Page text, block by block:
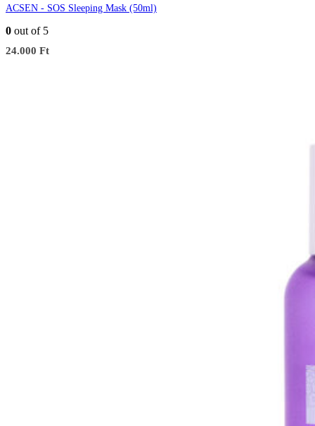
ACSEN - SOS Sleeping Mask (50ml)
0 out of 5
24.000 Ft